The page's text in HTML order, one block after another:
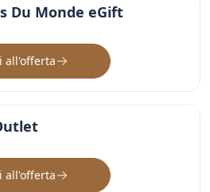
Du Monde eGift
all'offerta
all'offerta